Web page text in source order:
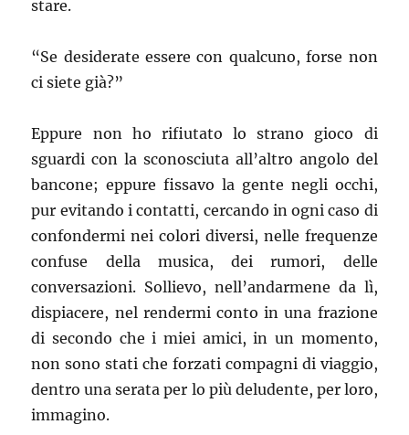
stare.
“Se desiderate essere con qualcuno, forse non
ci siete già?”
Eppure non ho rifiutato lo strano gioco di
sguardi con la sconosciuta all’altro angolo del
bancone; eppure fissavo la gente negli occhi,
pur evitando i contatti, cercando in ogni caso di
confondermi nei colori diversi, nelle frequenze
confuse della musica, dei rumori, delle
conversazioni. Sollievo, nell’andarmene da lì,
dispiacere, nel rendermi conto in una frazione
di secondo che i miei amici, in un momento,
non sono stati che forzati compagni di viaggio,
dentro una serata per lo più deludente, per loro,
immagino.